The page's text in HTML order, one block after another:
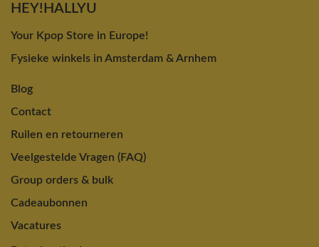
HEY!HALLYU
Your Kpop Store in Europe!
Fysieke winkels in Amsterdam & Arnhem
Blog
Contact
Ruilen en retourneren
Veelgestelde Vragen (FAQ)
Group orders & bulk
Cadeaubonnen
Vacatures